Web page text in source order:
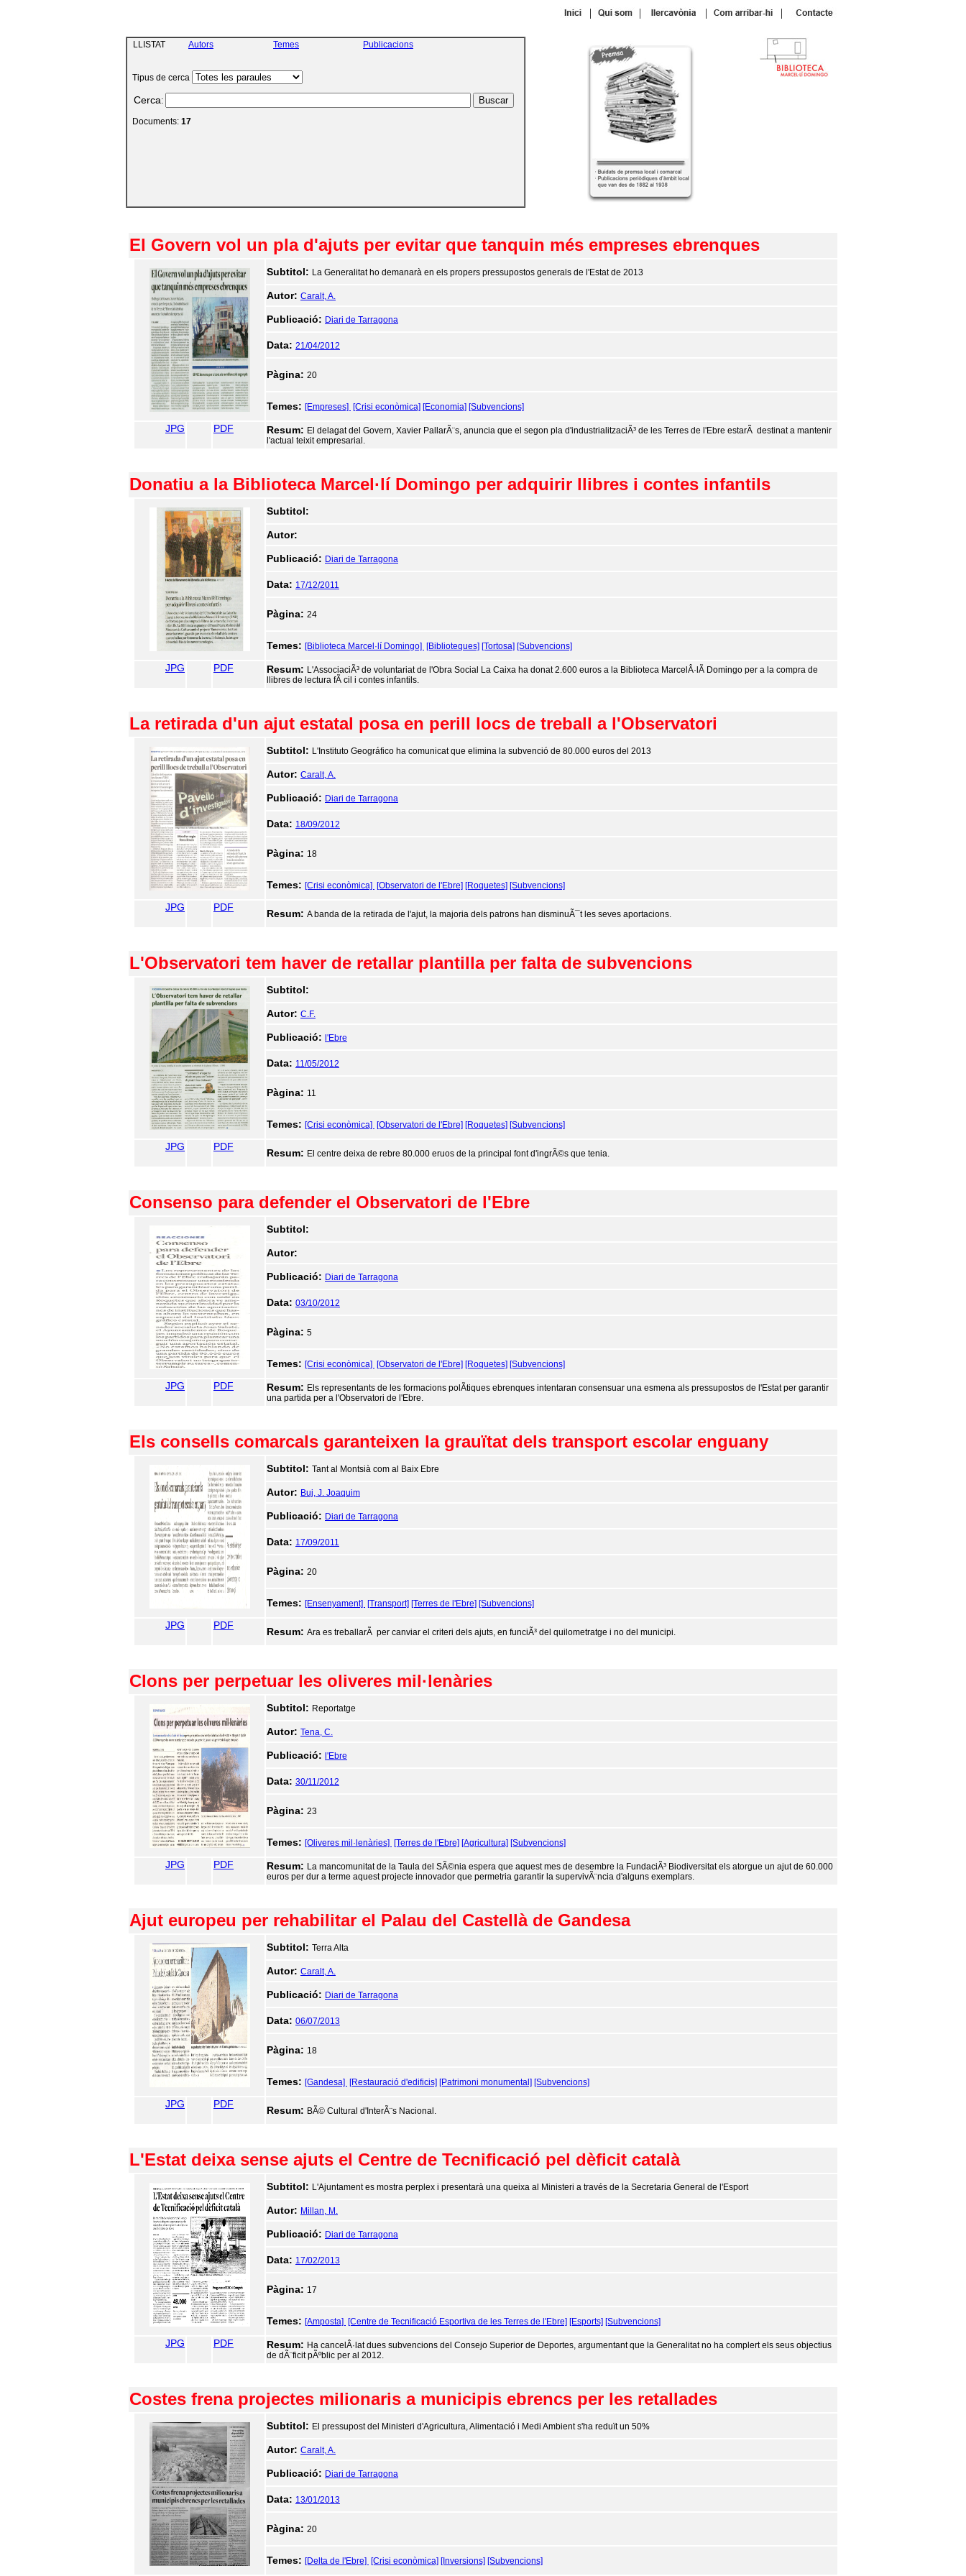
| | | |
LLISTAT Autors Temes Publicacions
Tipus de cerca
Cerca:
Documents: 17
El Govern vol un pla d'ajuts per evitar que tanquin més empreses ebrenques
Subtitol: La Generalitat ho demanarà en els propers pressupostos generals de l'Estat de 2013
Autor: Caralt, A.
Publicació: Diari de Tarragona
Data: 21/04/2012
Pàgina: 20
Temes: [Empreses] [Crisi econòmica] [Economia] [Subvencions]
JPG PDF Resum: El delagat del Govern, Xavier PallarÃ¨s, anuncia que el segon pla d'industrialitzaciÃ³ de les Terres de l'Ebre estarÃ destinat a mantenir
l'actual teixit empresarial.
Donatiu a la Biblioteca Marcel·lí Domingo per adquirir llibres i contes infantils
Subtitol:
Autor:
Publicació: Diari de Tarragona
Data: 17/12/2011
Pàgina: 24
Temes: [Biblioteca Marcel·lí Domingo] [Biblioteques] [Tortosa] [Subvencions]
JPG PDF Resum: L'AssociaciÃ³ de voluntariat de l'Obra Social La Caixa ha donat 2.600 euros a la Biblioteca MarcelÂ·lÃ­ Domingo per a la compra de
llibres de lectura fÃ cil i contes infantils.
La retirada d'un ajut estatal posa en perill locs de treball a l'Observatori
Subtitol: L'Instituto Geográfico ha comunicat que elimina la subvenció de 80.000 euros del 2013
Autor: Caralt, A.
Publicació: Diari de Tarragona
Data: 18/09/2012
Pàgina: 18
Temes: [Crisi econòmica] [Observatori de l'Ebre] [Roquetes] [Subvencions]
JPG PDF
Resum: A banda de la retirada de l'ajut, la majoria dels patrons han disminuÃ¯t les seves aportacions.
L'Observatori tem haver de retallar plantilla per falta de subvencions
Subtitol:
Autor: C.F.
Publicació: l'Ebre
Data: 11/05/2012
Pàgina: 11
Temes: [Crisi econòmica] [Observatori de l'Ebre] [Roquetes] [Subvencions]
JPG PDF
Resum: El centre deixa de rebre 80.000 eruos de la principal font d'ingrÃ©s que tenia.
Consenso para defender el Observatori de l'Ebre
Subtitol:
Autor:
Publicació: Diari de Tarragona
Data: 03/10/2012
Pàgina: 5
Temes: [Crisi econòmica] [Observatori de l'Ebre] [Roquetes] [Subvencions]
JPG PDF Resum: Els representants de les formacions polÃ­tiques ebrenques intentaran consensuar una esmena als pressupostos de l'Estat per garantir
una partida per a l'Observatori de l'Ebre.
Els consells comarcals garanteixen la grauïtat dels transport escolar enguany
Subtitol: Tant al Montsià com al Baix Ebre
Autor: Buj, J. Joaquim
Publicació: Diari de Tarragona
Data: 17/09/2011
Pàgina: 20
Temes: [Ensenyament] [Transport] [Terres de l'Ebre] [Subvencions]
JPG PDF
Resum: Ara es treballarÃ per canviar el criteri dels ajuts, en funciÃ³ del quilometratge i no del municipi.
Clons per perpetuar les oliveres mil·lenàries
Subtitol: Reportatge
Autor: Tena, C.
Publicació: l'Ebre
Data: 30/11/2012
Pàgina: 23
Temes: [Oliveres mil·lenàries] [Terres de l'Ebre] [Agricultura] [Subvencions]
JPG PDF Resum: La mancomunitat de la Taula del SÃ©nia espera que aquest mes de desembre la FundaciÃ³ Biodiversitat els atorgue un ajut de 60.000
euros per dur a terme aquest projecte innovador que permetria garantir la supervivÃ¨ncia d'alguns exemplars.
Ajut europeu per rehabilitar el Palau del Castellà de Gandesa
Subtitol: Terra Alta
Autor: Caralt, A.
Publicació: Diari de Tarragona
Data: 06/07/2013
Pàgina: 18
Temes: [Gandesa] [Restauració d'edificis] [Patrimoni monumental] [Subvencions]
JPG PDF
Resum: BÃ© Cultural d'InterÃ¨s Nacional.
L'Estat deixa sense ajuts el Centre de Tecnificació pel dèficit català
Subtitol: L'Ajuntament es mostra perplex i presentarà una queixa al Ministeri a través de la Secretaria General de l'Esport
Autor: Millan, M.
Publicació: Diari de Tarragona
Data: 17/02/2013
Pàgina: 17
Temes: [Amposta] [Centre de Tecnificació Esportiva de les Terres de l'Ebre] [Esports] [Subvencions]
JPG PDF Resum: Ha cancelÂ·lat dues subvencions del Consejo Superior de Deportes, argumentant que la Generalitat no ha complert els seus objectius
de dÃ¨ficit pÃºblic per al 2012.
Costes frena projectes milionaris a municipis ebrencs per les retallades
Subtitol: El pressupost del Ministeri d'Agricultura, Alimentació i Medi Ambient s'ha reduït un 50%
Autor: Caralt, A.
Publicació: Diari de Tarragona
Data: 13/01/2013
Pàgina: 20
Temes: [Delta de l'Ebre] [Crisi econòmica] [Inversions] [Subvencions]